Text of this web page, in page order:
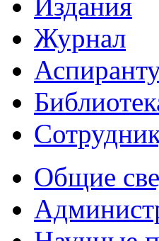
Журнал
Общие